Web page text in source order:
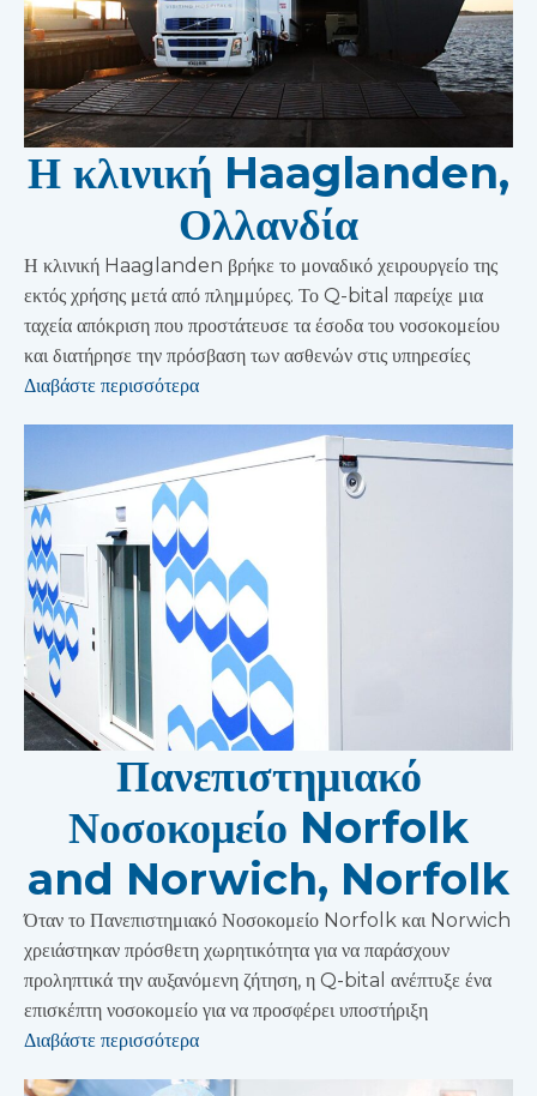
Η κλινική Haaglanden,
Ολλανδία
Η κλινική Haaglanden βρήκε το μοναδικό χειρουργείο της
εκτός χρήσης μετά από πλημμύρες. Το Q-bital παρείχε μια
ταχεία απόκριση που προστάτευσε τα έσοδα του νοσοκομείου
και διατήρησε την πρόσβαση των ασθενών στις υπηρεσίες
Διαβάστε περισσότερα
Πανεπιστημιακό
Νοσοκομείο Norfolk
and Norwich, Norfolk
Όταν το Πανεπιστημιακό Νοσοκομείο Norfolk και Norwich
χρειάστηκαν πρόσθετη χωρητικότητα για να παράσχουν
προληπτικά την αυξανόμενη ζήτηση, η Q-bital ανέπτυξε ένα
επισκέπτη νοσοκομείο για να προσφέρει υποστήριξη
Διαβάστε περισσότερα